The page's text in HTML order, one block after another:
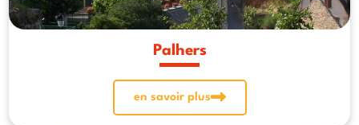
Palhers
en savoir plus